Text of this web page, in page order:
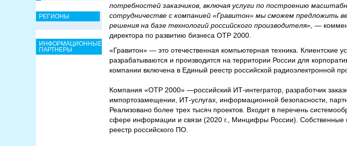
РЕГИОНЫ
ИНФОРМАЦИОННЫЕ
ПАРТНЕРЫ
потребностей заказчиков, включая услуги по построению
сотрудничестве с компанией «Гравитон» мы сможем предложить
решения на базе технологий российского производителя», —
директора по развитию бизнеса ОТР 2000.
«Гравитон» — это отечественная компьютерная техника. Клиентские
разрабатываются и производится на территории России для
компании включена в Единый реестр российской радиоэлектронной
Компания «ОТР 2000» —российский ИТ-интегратор, разработчик
импортозамещении, ИТ-услугах, информационной безопасности,
Реализовано более трех тысяч проектов. Входит в перечень
сфере информации и связи (2020 г., Минцифры России).
реестр российского ПО.